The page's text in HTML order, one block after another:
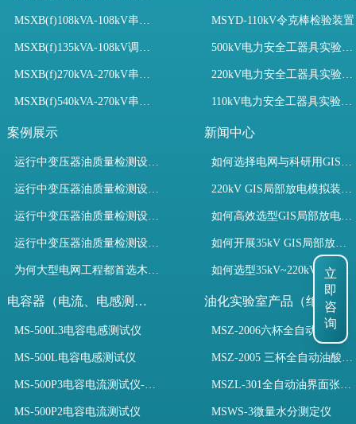
MSXB(f)108kVA-108kV串联谐振试验装置
MSXB(f)135kVA-108kV调频串联谐振试验装置
MSXB(f)270kVA-270kV串联谐振
MSXB(f)540kVA-270kV串联谐振试验装置
MSYD-110kV令克棒检验装置
500kV电力安全工器具实验室配置
220kV电力安全工器具实验室配置
110kV电力安全工器具实验室配置
案例展示
运行中变压器油质量检测设备有哪些优势？
运行中变压器油质量检测设备如何维护？
运行中变压器油质量检测设备包括哪些？
运行中变压器油质量检测设备如何选型？
为何大型电网工程都首选木森电气成套电力测试设备？
新闻中心
如何选择电网与科研用GIS局部放电模拟装置？
220kV GIS局部放电模拟装置试验如何开展？
如何高效选型GIS局部放电模拟装置？
如何开展35kV GIS局部放电模拟装置检测试验与选型
如何选型35kV~220kV GIS局部放电模拟装置？
电容器（电流、电感测试）
MS-500L3电容电感测试仪
MS-500L电容电感测试仪
MS-500P3电容电流测试仪-3PT、两种4PT、1PT连接方式
MS-500P2电容电流测试仪
油化实验室产品（绝缘油）
MSZ-2006六杯全自动油酸值测定仪
MSZ-2005 三杯全自动油酸值测定仪
MSZL-301全自动油界面张力仪
MSWS-3微量水分测定仪
立
即
咨
询